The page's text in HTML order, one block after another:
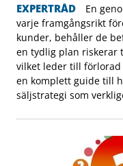
EXPERTRÅD
En
varje framgångsrikt
kunder, behåller de
en tydlig plan riskerar
vilket leder till
en komplett guide till
säljstrategi som